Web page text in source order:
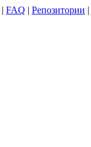
| FAQ | Репозитории |